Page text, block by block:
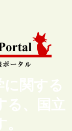
に関する
る、国立